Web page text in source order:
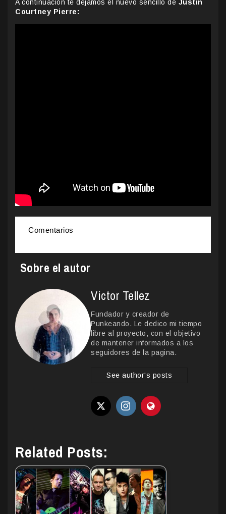
A continuación te dejamos el nuevo sencillo de Justin
Courtney Pierre:
Comentarios
Sobre el autor
Victor Tellez
Fundador y creador de
Punkeando. Le dedico mi tiempo
libre al proyecto, con el objetivo
de mantener informados a los
seguidores de la pagina.
See author's posts
Related Posts: